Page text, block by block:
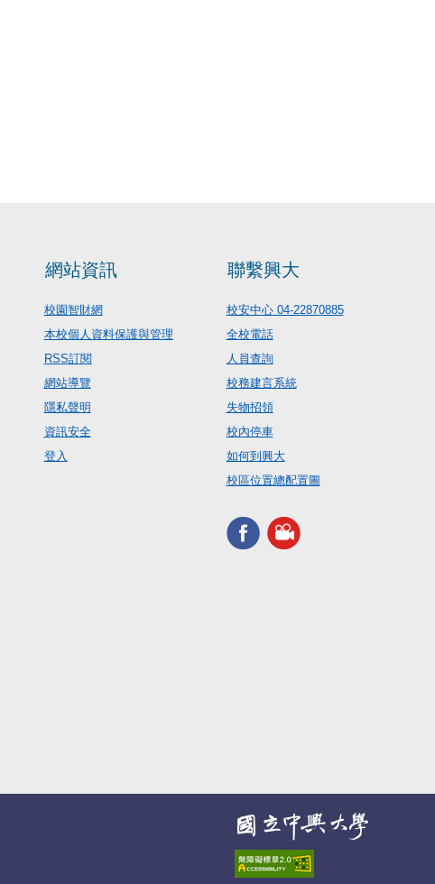
網站資訊
校園智財網
本校個人資料保護與管理
RSS訂閱
網站導覽
隱私聲明
資訊安全
登入
聯繫興大
校安中心 04-22870885
全校電話
人員查詢
校務建言系統
失物招領
校內停車
如何到興大
校區位置總配置圖